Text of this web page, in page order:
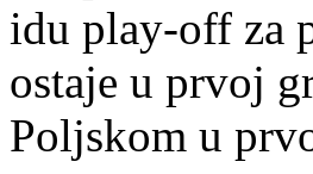
idu play-off za
ostaje u prvoj
Poljskom u